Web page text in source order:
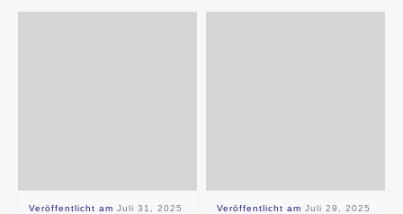
Veröffentlicht am Juli 31, 2025 Veröffentlicht am Juli 29, 2025